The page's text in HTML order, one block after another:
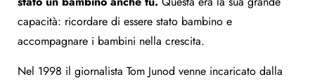
capacità: ricordare di essere stato bambino e
accompagnare i bambini nella crescita.
Nel 1998 il giornalista Tom Junod venne incaricato dalla